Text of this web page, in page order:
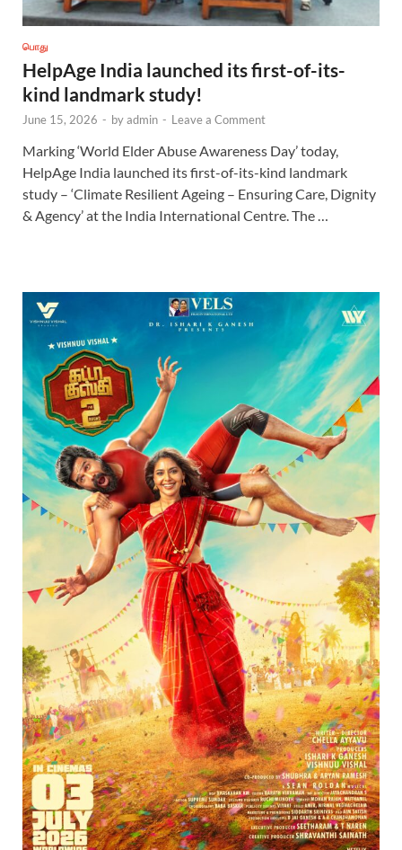
பொது
HelpAge India launched its first-of-its-
kind landmark study!
June 15, 2026 - byadmin - Leave a Comment
Marking ‘World Elder Abuse Awareness Day’ today,
HelpAge India launched its first-of-its-kind landmark
study – ‘Climate Resilient Ageing – Ensuring Care, Dignity
& Agency’ at the India International Centre. The …